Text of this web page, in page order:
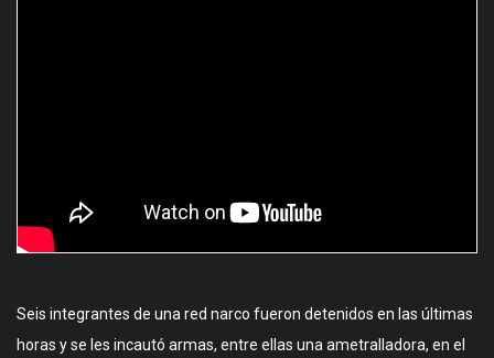
Seis integrantes de una red narco fueron detenidos en las últimas
horas y se les incautó armas, entre ellas una ametralladora, en el